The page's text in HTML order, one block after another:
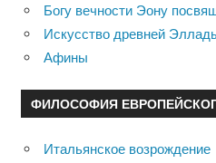
Богу вечности Эону
Искусство древней
Афины
ФИЛОСОФИЯ
Итальянское возрождение